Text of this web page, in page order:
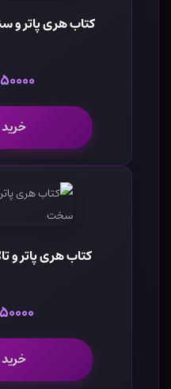
کتاب هری پاتر
۸۵۰۰۰۰
کتاب هری پاتر و
۹۵۰۰۰۰